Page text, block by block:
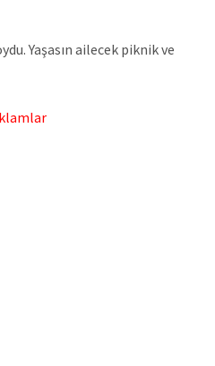
Yaşasın ailecek piknik ve